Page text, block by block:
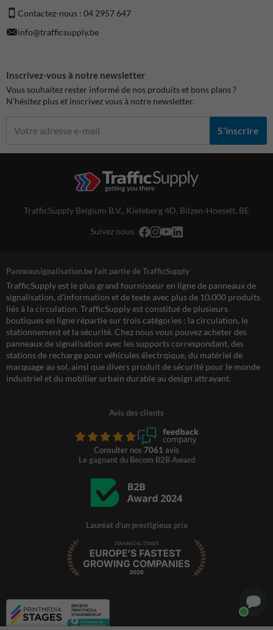
Contactez-nous : 04 2957 647
info@trafficsupply.be
Inscrivez-vous à notre newsletter
Vous souhaitez rester informé de nos produits et bons plans ?
N'hésitez plus et inscrivez vous à notre newsletter.
S'inscrire
TrafficSupply Belgium B.V., Kieleberg 4D, Bilzen-Hoeselt, BE
Suivez nous
Panneausignalisation.be fait partie de TrafficSupply
TrafficSupply est le plus grand fournisseur en ligne de panneaux de
signalisation, d'information et de texte avec plus de 10.000 produits
liés à la circulation. TrafficSupply est constitué de plusieurs
boutiques en ligne répartie sur trois catégories : la circulation, le
stationnement et la sécurité. Chez nous vous pouvez acheter des
panneaux de signalisation avec les supports correspondant, des
stations de recharge pour véhicules électrqique, du matériel de
marquage au sol, ainsi que divers produit de sécurité pour le monde
industriel et du mobilier urbain durable au design attrayant.
Avis des clients
Consulter nos 7061 avis
Le gagnant du Becom B2B Award
Lauréat d'un prestigieux prix